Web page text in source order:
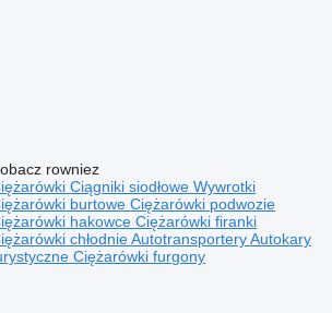
rowniez
Ciągniki siodłoweWywrotki
burtoweCiężarówki podwozie
hakowceCiężarówki firanki
chłodnieAutotransporteryAutokary
Ciężarówki furgony